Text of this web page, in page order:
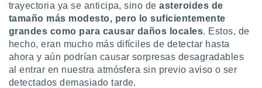
trayectoria ya se anticipa, sino de asteroides de
tamaño más modesto, pero lo suficientemente
grandes como para causar daños locales. Estos, de
hecho, eran mucho más difíciles de detectar hasta
ahora y aún podrían causar sorpresas desagradables
al entrar en nuestra atmósfera sin previo aviso o ser
detectados demasiado tarde.